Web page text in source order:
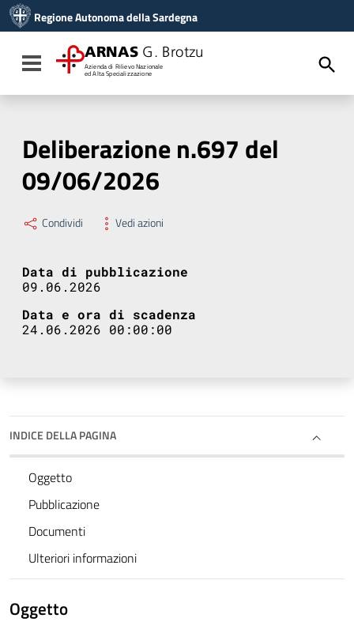
Vai al menu di navigazione
Vai al footer
Regione Autonoma della Sardegna
Toggle navigation
ARNAS G. Brotzu
Azienda di Rilievo Nazionale
ed Alta Specializzazione
Deliberazione n.697 del
09/06/2026
Condividi Vedi azioni
Data di pubblicazione
09.06.2026
Data e ora di scadenza
24.06.2026 00:00:00
INDICE DELLA PAGINA
Oggetto
Pubblicazione
Documenti
Ulteriori informazioni
Oggetto